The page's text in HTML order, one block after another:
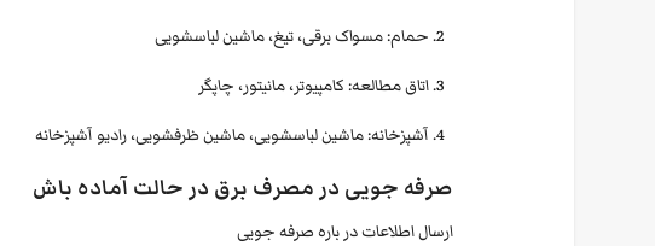
حمام: مسواک برقی، تیغ، ماشین لباسشویی
اتاق مطالعه: کامپیوتر، مانیتور، چاپگر
آشپزخانه: ماشین لباسشویی، ماشین ظرفشویی، رادیو آشپزخانه
صرفه جویی در مصرف برق در حالت آماده باش
ارسال اطلاعات در باره صرفه جویی